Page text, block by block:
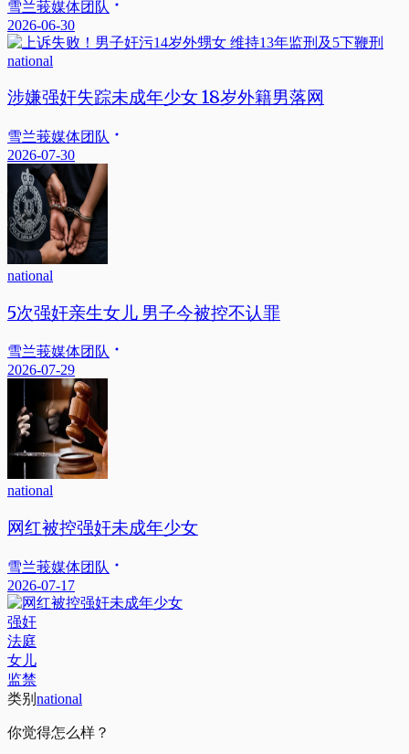
雪兰莪媒体团队
2026-06-30
national
涉嫌强奸失踪未成年少女 18岁外籍男落网
雪兰莪媒体团队
2026-07-30
national
5次强奸亲生女儿 男子今被控不认罪
雪兰莪媒体团队
2026-07-29
national
网红被控强奸未成年少女
雪兰莪媒体团队
2026-07-17
强奸
法庭
女儿
监禁
类别 national
你觉得怎么样？